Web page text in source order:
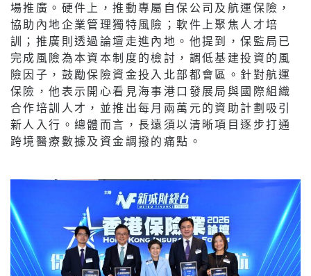
場推廣。硬件上，推動專屬自保公司及航運保險，
協助內地企業管理獨特風險；軟件上聚焦人才培
訓；推廣則透過論壇走進內地。他提到，保監局已
完成風險為本資本制度的檢討，調低基建投資的風
險因子，鼓勵保險資金投入北部都會區。針對航運
保險，他表示開心看見海事港口發展局與國際組織
合作培訓人才，並推出每月兩萬元的資助計劃吸引
新人入行。總體而言，長遠須以清晰項目逐步打通
跨境醫療數據及資金調撥的痛點。